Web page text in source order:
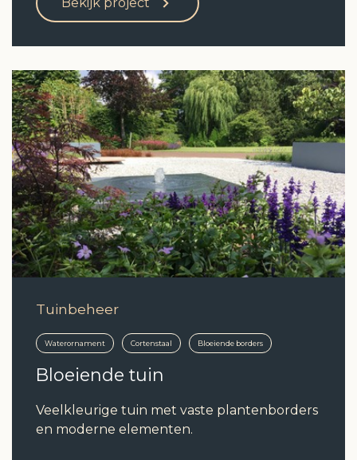
Tuinbeheer
Waterornament Cortenstaal Bloeiende borders
Bloeiende tuin
Veelkleurige tuin met vaste plantenborders
en moderne elementen.